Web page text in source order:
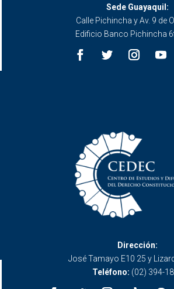
Sede Guayaquil:
Calle Pichincha y Av. 9 de
Edificio Banco Pichincha
Dirección:
José Tamayo E10 25 y
Teléfono: (02) 394-